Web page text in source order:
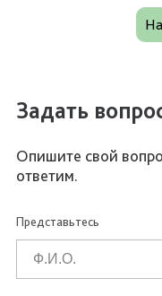
Задать
Опишите свой
ответим.
Представьтесь